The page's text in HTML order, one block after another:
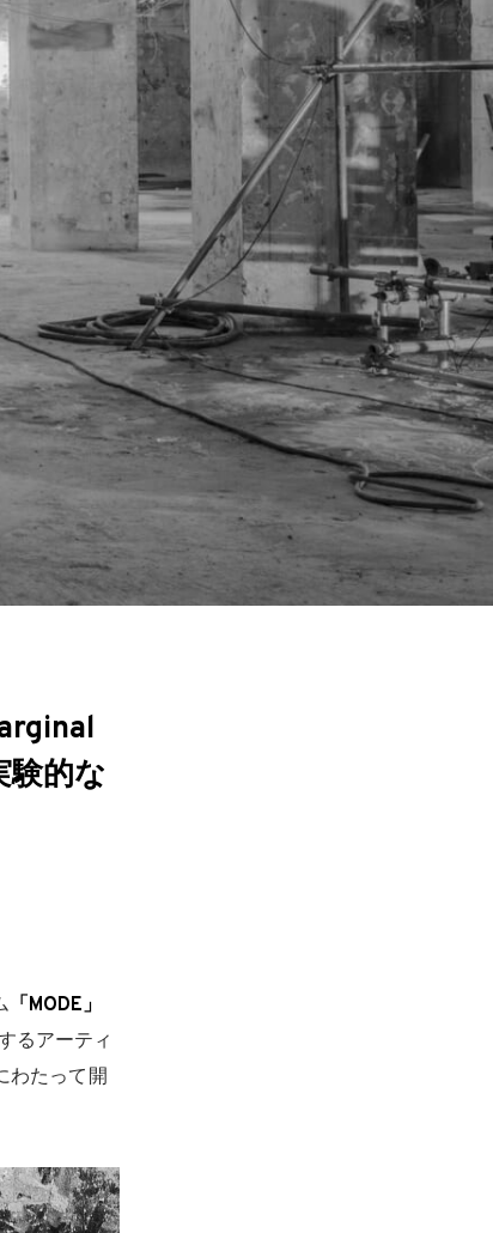
的な
「MODE」
るアーティ
わたって開